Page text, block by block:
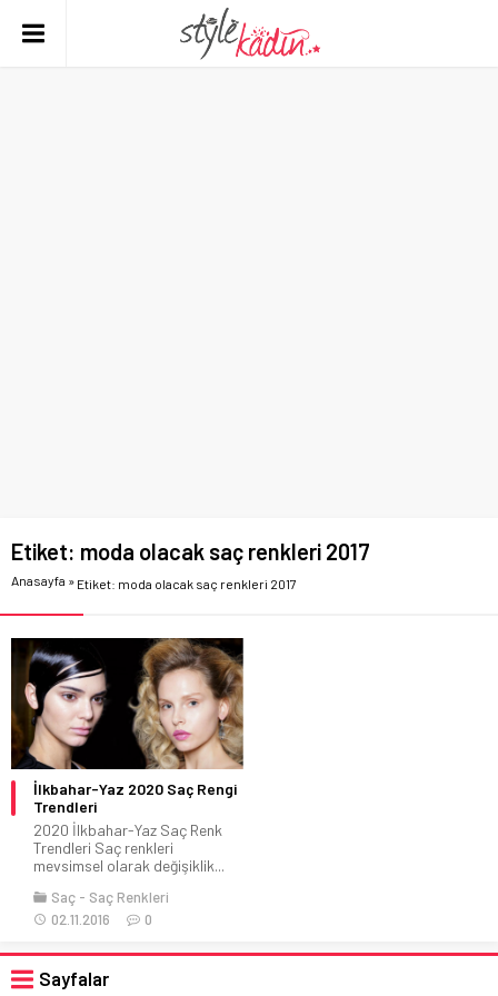
Etiket: moda olacak saç renkleri 2017
Anasayfa » Etiket: moda olacak saç renkleri 2017
İlkbahar-Yaz 2020 Saç Rengi
Trendleri
2020 İlkbahar-Yaz Saç Renk
Trendleri Saç renkleri
mevsimsel olarak değişiklik...
Saç
Saç Renkleri
02.11.2016
0
Sayfalar